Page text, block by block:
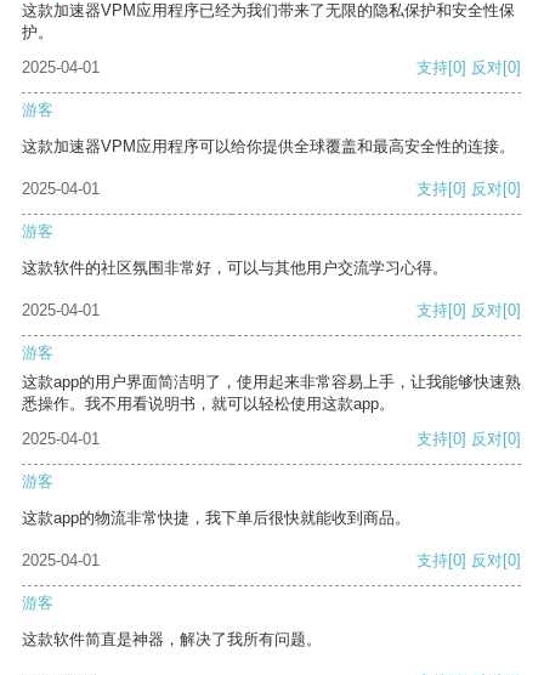
这款加速器VPM应用程序已经为我们带来了无限的隐私保护和安全性保
护。
2025-04-01
支持[0] 反对[0]
游客
这款加速器VPM应用程序可以给你提供全球覆盖和最高安全性的连接。
2025-04-01 支持[0] 反对[0]
游客
这款软件的社区氛围非常好，可以与其他用户交流学习心得。
2025-04-01 支持[0] 反对[0]
游客
这款app的用户界面简洁明了，使用起来非常容易上手，让我能够快速熟
悉操作。我不用看说明书，就可以轻松使用这款app。
2025-04-01
支持[0] 反对[0]
游客
这款app的物流非常快捷，我下单后很快就能收到商品。
2025-04-01 支持[0] 反对[0]
游客
这款软件简直是神器，解决了我所有问题。